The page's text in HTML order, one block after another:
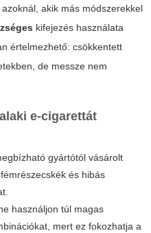
akik más módszerekkel
kifejezés használata
értelmezhető: csökkentett
de messze nem
e-cigarettát
gyártótól vásárolt
és hibás
használjon túl magas
mert ez fokozhatja a